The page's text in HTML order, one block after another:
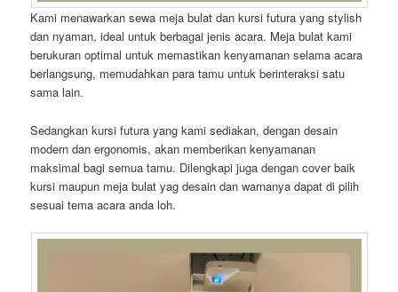
Kami menawarkan sewa meja bulat dan kursi futura yang stylish
dan nyaman, ideal untuk berbagai jenis acara. Meja bulat kami
berukuran optimal untuk memastikan kenyamanan selama acara
berlangsung, memudahkan para tamu untuk berinteraksi satu
sama lain.
Sedangkan kursi futura yang kami sediakan, dengan desain
modern dan ergonomis, akan memberikan kenyamanan
maksimal bagi semua tamu. Dilengkapi juga dengan cover baik
kursi maupun meja bulat yag desain dan warnanya dapat di pilih
sesuai tema acara anda loh.